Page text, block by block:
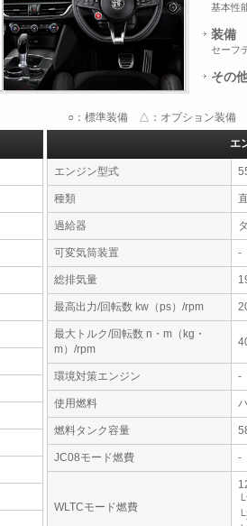
基本性
装備
セーフ
その
○：標準装備 △：オプション装備 -
エ
エンジン型式
種類
過給器
可変気筒装置 -
総排気量
最高出力/回転数 kw（ps）/rpm
最大トルク/回転数 n・m（kg・
m）/rpm
環境対策エンジン -
使用燃料
燃料タンク容量
JC08モード燃費 -
WLTCモード燃費